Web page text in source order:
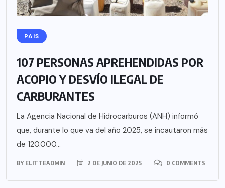
PAIS
107 PERSONAS APREHENDIDAS POR
ACOPIO Y DESVÍO ILEGAL DE
CARBURANTES
La Agencia Nacional de Hidrocarburos (ANH) informó
que, durante lo que va del año 2025, se incautaron más
de 120.000...
BY ELITTEADMIN 2 DE JUNIO DE 2025 0 COMMENTS